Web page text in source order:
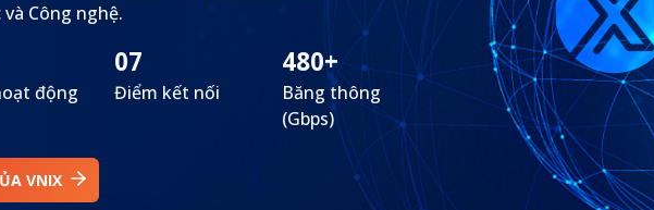
Công nghệ.
động
07
Điểm kết nối
480+
Băng thông
(Gbps)
VNIX